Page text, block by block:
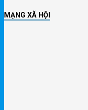
MẠNG XÃ HỘI